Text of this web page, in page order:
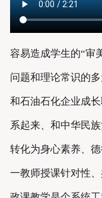
容易造成学生的“审
问题和理论常识的
和石油石化企业成
系起来、和中华民
转化为身心素养、
一教师授课针对性